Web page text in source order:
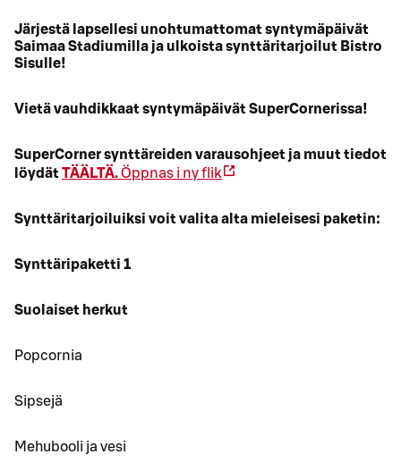
Järjestä lapsellesi unohtumattomat syntymäpäivät
Saimaa Stadiumilla ja ulkoista synttäritarjoilut Bistro
Sisulle!
Vietä vauhdikkaat syntymäpäivät SuperCornerissa!
SuperCorner synttäreiden varausohjeet ja muut tiedot
löydätTÄÄLTÄ.Öppnas i ny flik
Synttäritarjoiluiksi voit valita alta mieleisesi paketin:
Synttäripaketti 1
Suolaiset herkut
Popcornia
Sipsejä
Mehubooli ja vesi